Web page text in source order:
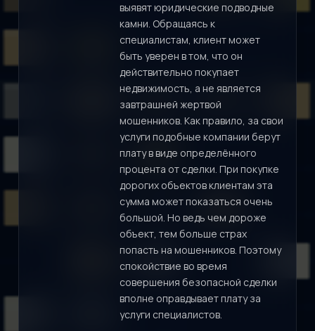
выявят юридические подводные
камни. Обращаясь к
специалистам, клиент может
быть уверен в том, что он
действительно покупает
недвижимость, а не является
завтрашней жертвой
мошенников. Как правило, за свои
услуги подобные компании берут
плату в виде определённого
процента от сделки. При покупке
дорогих объектов клиентам эта
сумма может показаться очень
большой. Но ведь чем дороже
объект, тем больше страх
попасть на мошенников. Поэтому
спокойствие во время
совершения безопасной сделки
вполне оправдывает плату за
услуги специалистов.